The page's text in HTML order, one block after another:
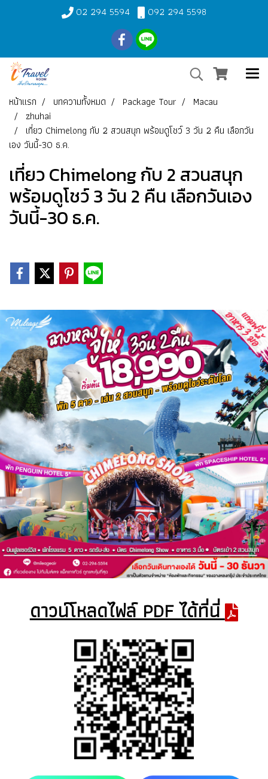
02 294 5594 092 294 5598
หน้าแรก บทความทั้งหมด Package Tour
Macau
zhuhai
เที่ยว Chimelong กับ 2 สวนสนุก พร้อมดูโชว์ 3 วัน 2 คืน เลือกวัน
เอง วันนี้-30 ธ.ค.
เที่ยว Chimelong กับ 2 สวนสนุก
พร้อมดูโชว์ 3 วัน 2 คืน เลือกวันเอง
วันนี้-30 ธ.ค.
ดาวน์โหลดไฟล์ PDF ได้ที่นี่